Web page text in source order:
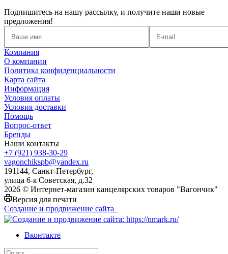
Подпишитесь на нашу рассылку, и получите наши новые
предложения!
Компания
О компании
Политика конфиденциальности
Карта сайта
Информация
Условия оплаты
Условия доставки
Помощь
Вопрос-ответ
Бренды
Наши контакты
+7 (921) 938-30-29
vagonchikspb@yandex.ru
191144, Санкт-Петербург,
улица 6-я Советская, д.32
2026 © Интернет-магазин канцелярских товаров "Вагончик"
Версия для печати
Создание и продвижение сайта
Вконтакте